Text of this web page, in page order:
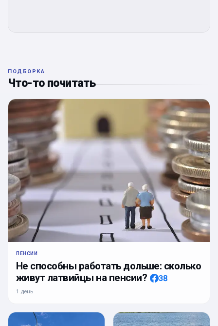
ПОДБОРКА
Что-то почитать
ПЕНСИИ
Не способны работать дольше: сколько
живут латвийцы на пенсии?
38
1 день